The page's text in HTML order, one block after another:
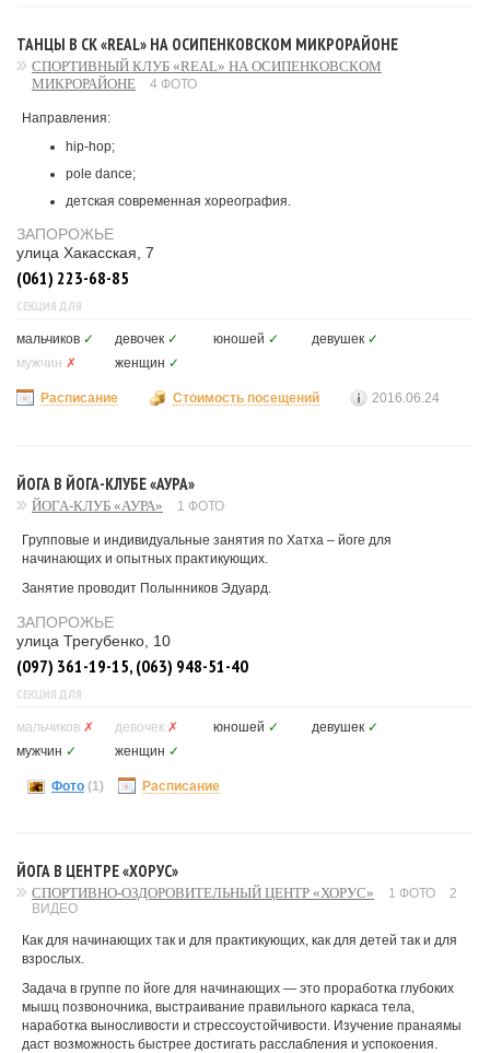
ТАНЦЫ В СК «REAL» НА ОСИПЕНКОВСКОМ МИКРОРАЙОНЕ
СПОРТИВНЫЙ КЛУБ «REAL» НА ОСИПЕНКОВСКОМ
МИКРОРАЙОНЕ
4 ФОТО
Направления:
hip-hop;
pole dance;
детская современная хореография.
ЗАПОРОЖЬЕ
улица Хакасская, 7
(061) 223-68-85
СЕКЦИЯ ДЛЯ
мальчиков ✓ девочек ✓ юношей ✓ девушек ✓
мужчин ✗ женщин ✓
Расписание Стоимость посещений 2016.06.24
ЙОГА В ЙОГА-КЛУБЕ «АУРА»
ЙОГА-КЛУБ «АУРА» 1 ФОТО
Групповые и индивидуальные занятия по Хатха – йоге для
начинающих и опытных практикующих.
Занятие проводит Полынников Эдуард.
ЗАПОРОЖЬЕ
улица Трегубенко, 10
(097) 361-19-15, (063) 948-51-40
СЕКЦИЯ ДЛЯ
мальчиков ✗ девочек ✗ юношей ✓ девушек ✓
мужчин ✓ женщин ✓
Фото (1) Расписание
ЙОГА В ЦЕНТРЕ «ХОРУС»
СПОРТИВНО-ОЗДОРОВИТЕЛЬНЫЙ ЦЕНТР «ХОРУС» 1 ФОТО
2
ВИДЕО
Как для начинающих так и для практикующих, как для детей так и для
взрослых.
Задача в группе по йоге для начинающих — это проработка глубоких
мышц позвоночника, выстраивание правильного каркаса тела,
наработка выносливости и стрессоустойчивости. Изучение пранаямы
даст возможность быстрее достигать расслабления и успокоения.